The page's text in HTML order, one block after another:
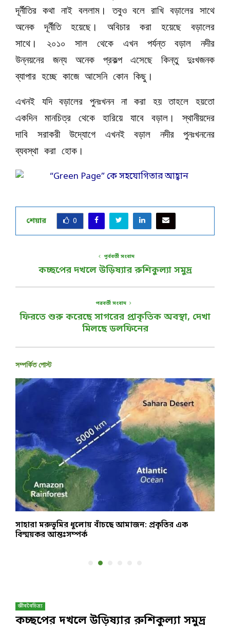
দূর্নীতির কথা নাই বললাম। তবুও বলে রাখি বড়ালের সাথে
অনেক দূর্নীতি হয়েছে। অবিচার করা হয়েছে বড়ালের
সাথে। ২০১০ সাল থেকে এখন পর্যন্ত বড়াল নদীর
উন্নয়নের জন্য অনেক প্রকল্প এসেছে কিন্তু দুঃখজনক
ব্যাপার হচ্ছে কাজে আসেনি কোন কিছু।
এখনই যদি বড়ালের পুনঃখনন না করা হয় তাহলে হয়তো
একদিন মানচিত্র থেকে হারিয়ে যাবে বড়াল। স্থানীয়দের
দাবি সরাকরী উদ্যোগে এখনই বড়াল নদীর পুনঃখননের
ব্যবস্থা করা হোক।
শেয়ার 0
পূর্ববর্তী সংবাদ
কচ্ছপের দখলে উড়িষ্যার রুশিকুল্যা সমুদ্র
পরবর্তী সংবাদ
ফিরতে শুরু করেছে সাগরের প্রাকৃতিক অবস্থা, দেখা
মিলছে ডলফিনের
সম্পর্কিত পোস্ট
সাহারা মরুভূমির ধুলোয় বাঁচছে আমাজন: প্রকৃতির এক
বিস্ময়কর আন্তঃসম্পর্ক
জীববৈচিত্র্য
কচ্ছপের দখলে উড়িষ্যার রুশিকুল্যা সমুদ্র